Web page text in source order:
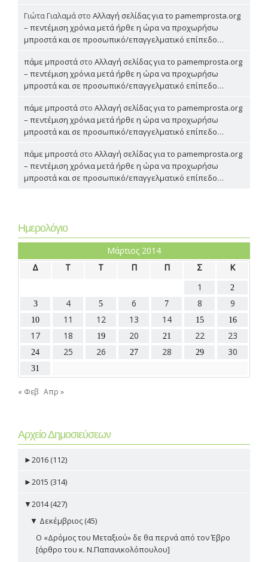
Γιώτα Γιαλαμά στο Αλλαγή σελίδας για το pamemprosta.org
– πεντέμιση χρόνια μετά ήρθε η ώρα να προχωρήσω
μπροστά και σε προσωπικό/επαγγελματικό επίπεδο…
πάμε μπροστά στο Αλλαγή σελίδας για το pamemprosta.org
– πεντέμιση χρόνια μετά ήρθε η ώρα να προχωρήσω
μπροστά και σε προσωπικό/επαγγελματικό επίπεδο…
πάμε μπροστά στο Αλλαγή σελίδας για το pamemprosta.org
– πεντέμιση χρόνια μετά ήρθε η ώρα να προχωρήσω
μπροστά και σε προσωπικό/επαγγελματικό επίπεδο…
πάμε μπροστά στο Αλλαγή σελίδας για το pamemprosta.org
– πεντέμιση χρόνια μετά ήρθε η ώρα να προχωρήσω
μπροστά και σε προσωπικό/επαγγελματικό επίπεδο…
Ημερολόγιο
Μάρτιος 2014
Δ
Τ Τ Π Π Σ
Κ
1
2
3
4 5 6 7 8 9
10 11 12 13 14 15 16
17 18 19 20 21 22 23
24 25 26 27 28 29 30
31
« Φεβ Απρ »
Αρχείο Δημοσιεύσεων
►2016 (112)
►2015 (314)
▼2014 (427)
▼ Δεκέμβριος (45)
Ο «Δρόμος του Μεταξιού» δε θα περνά από τον Έβρο
[άρθρο του κ. Ν.Παπανικολόπουλου]